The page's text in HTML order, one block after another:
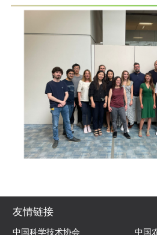
友情链接
中国科学技术协会 中国